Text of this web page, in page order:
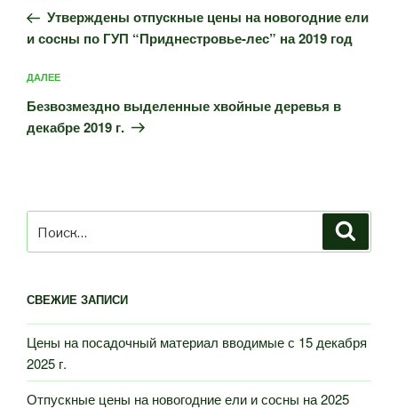
записям
запись:
Утверждены отпускные цены на новогодние ели
и сосны по ГУП “Приднестровье-лес” на 2019 год
Следующая
запись
ДАЛЕЕ
Безвозмездно выделенные хвойные деревья в
декабре 2019 г.
СВЕЖИЕ ЗАПИСИ
Цены на посадочный материал вводимые с 15 декабря
2025 г.
Отпускные цены на новогодние ели и сосны на 2025